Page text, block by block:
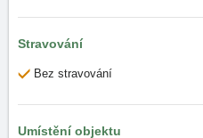
Stravování
Bez stravování
Umístění objektu